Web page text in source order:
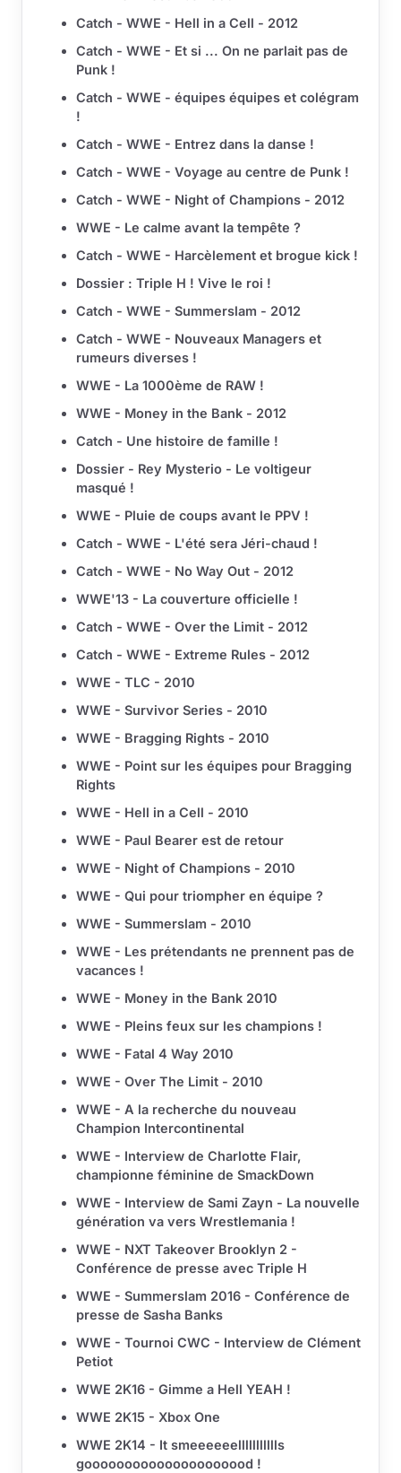
Catch - WWE - Hell in a Cell - 2012
Catch - WWE - Et si ... On ne parlait pas de
Punk !
Catch - WWE - équipes équipes et colégram
!
Catch - WWE - Entrez dans la danse !
Catch - WWE - Voyage au centre de Punk !
Catch - WWE - Night of Champions - 2012
WWE - Le calme avant la tempête ?
Catch - WWE - Harcèlement et brogue kick !
Dossier : Triple H ! Vive le roi !
Catch - WWE - Summerslam - 2012
Catch - WWE - Nouveaux Managers et
rumeurs diverses !
WWE - La 1000ème de RAW !
WWE - Money in the Bank - 2012
Catch - Une histoire de famille !
Dossier - Rey Mysterio - Le voltigeur
masqué !
WWE - Pluie de coups avant le PPV !
Catch - WWE - L'été sera Jéri-chaud !
Catch - WWE - No Way Out - 2012
WWE'13 - La couverture officielle !
Catch - WWE - Over the Limit - 2012
Catch - WWE - Extreme Rules - 2012
WWE - TLC - 2010
WWE - Survivor Series - 2010
WWE - Bragging Rights - 2010
WWE - Point sur les équipes pour Bragging
Rights
WWE - Hell in a Cell - 2010
WWE - Paul Bearer est de retour
WWE - Night of Champions - 2010
WWE - Qui pour triompher en équipe ?
WWE - Summerslam - 2010
WWE - Les prétendants ne prennent pas de
vacances !
WWE - Money in the Bank 2010
WWE - Pleins feux sur les champions !
WWE - Fatal 4 Way 2010
WWE - Over The Limit - 2010
WWE - A la recherche du nouveau
Champion Intercontinental
WWE - Interview de Charlotte Flair,
championne féminine de SmackDown
WWE - Interview de Sami Zayn - La nouvelle
génération va vers Wrestlemania !
WWE - NXT Takeover Brooklyn 2 -
Conférence de presse avec Triple H
WWE - Summerslam 2016 - Conférence de
presse de Sasha Banks
WWE - Tournoi CWC - Interview de Clément
Petiot
WWE 2K16 - Gimme a Hell YEAH !
WWE 2K15 - Xbox One
WWE 2K14 - It smeeeeeellllllllllls
gooooooooooooooooooood !